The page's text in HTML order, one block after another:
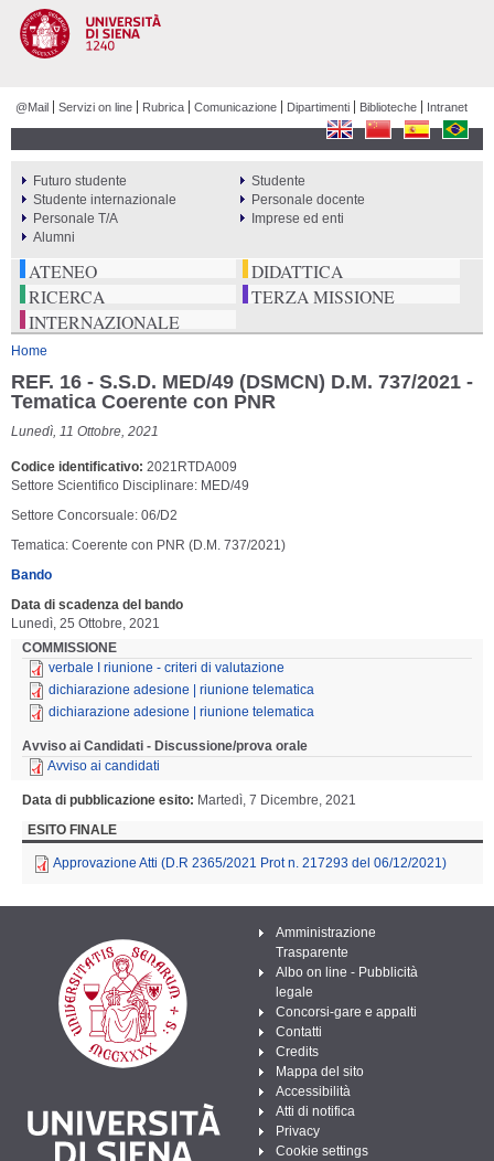
@Mail Servizi on line Rubrica Comunicazione Dipartimenti Biblioteche Intranet
ATENEO
DIDATTICA
RICERCA
TERZA MISSIONE
INTERNAZIONALE
PERCORSI
Futuro studente
Studente
Studente internazionale
Personale docente
Personale T/A
Imprese ed enti
Alumni
Tu sei qui
Home
REF. 16 - S.S.D. MED/49 (DSMCN) D.M. 737/2021 -
Tematica Coerente con PNR
Lunedì, 11 Ottobre, 2021
Codice identificativo 2021RTDA009
Settore Scientifico Disciplinare: MED/49
Settore Concorsuale: 06/D2
Tematica: Coerente con PNR (D.M. 737/2021)
Bando
Data di scadenza del bando
Lunedì, 25 Ottobre, 2021
COMMISSIONE
verbale I riunione - criteri di valutazione
dichiarazione adesione | riunione telematica
dichiarazione adesione | riunione telematica
Avviso ai Candidati - Discussione/prova orale
Avviso ai candidati
Data di pubblicazione esito Martedì, 7 Dicembre, 2021
ESITO FINALE
Approvazione Atti (D.R 2365/2021 Prot n. 217293 del 06/12/2021)
Amministrazione
Trasparente
Albo on line - Pubblicità
legale
Concorsi-gare e appalti
Contatti
Credits
Mappa del sito
Accessibilità
Atti di notifica
Privacy
Cookie settings